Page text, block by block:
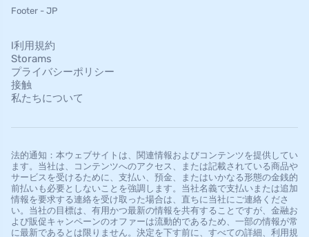
Footer - JP
l利用規約
Storams
プライバシーポリシー
接触
私たちについて
法的通知：本ウェブサイトは、関連情報およびコンテンツを提供してい
ます。当社は、コンテンツへのアクセス、または記載されている商品や
サービスを受けるために、支払い、預金、またはいかなる形態の金銭的
前払いも必要としないことを強調します。当社名義で支払いまたは追加
情報を要求する連絡を受け取った場合は、直ちに当社にご連絡くださ
い。当社の目標は、有用かつ最新の情報を共有することですが、金融お
よび販促キャンペーンのオファーは流動的であるため、一部の情報が常
に最新であるとは限りません。決定を下す前に、すべての詳細、利用規